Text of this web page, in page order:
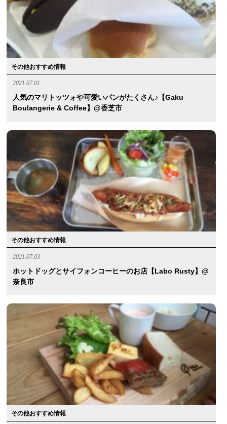
その他おすすめ情報
2021.07.01
人気のマリトッツォや可愛いパンがたくさん♪【Gaku
Boulangerie & Coffee】@香芝市
その他おすすめ情報
2021.07.03
ホットドッグとサイフォンコーヒーのお店【Labo Rusty】@
奈良市
その他おすすめ情報